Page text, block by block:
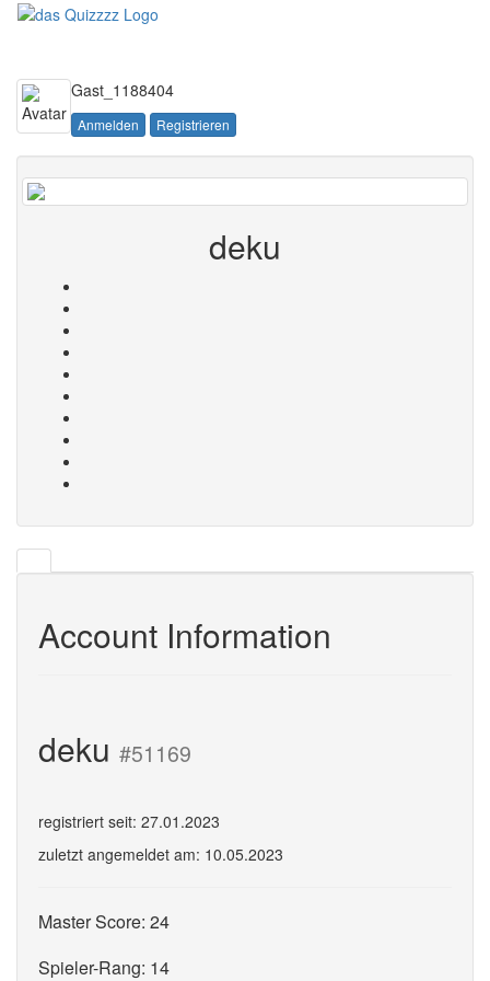
Gast_1188404
Anmelden Registrieren
deku
Account Information
deku #51169
registriert seit: 27.01.2023
zuletzt angemeldet am: 10.05.2023
Master Score: 24
Spieler-Rang: 14